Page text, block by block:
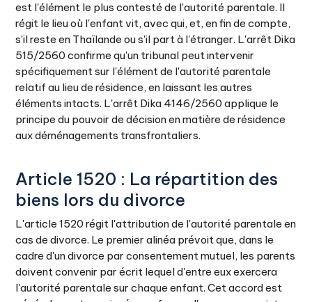
est l'élément le plus contesté de l'autorité parentale. Il
régit le lieu où l'enfant vit, avec qui, et, en fin de compte,
s'il reste en Thaïlande ou s'il part à l'étranger. L'arrêt Dika
515/2560 confirme qu'un tribunal peut intervenir
spécifiquement sur l'élément de l'autorité parentale
relatif au lieu de résidence, en laissant les autres
éléments intacts. L'arrêt Dika 4146/2560 applique le
principe du pouvoir de décision en matière de résidence
aux déménagements transfrontaliers.
Article 1520 : La répartition des
biens lors du divorce
L'article 1520 régit l'attribution de l'autorité parentale en
cas de divorce. Le premier alinéa prévoit que, dans le
cadre d'un divorce par consentement mutuel, les parents
doivent convenir par écrit lequel d'entre eux exercera
l'autorité parentale sur chaque enfant. Cet accord est